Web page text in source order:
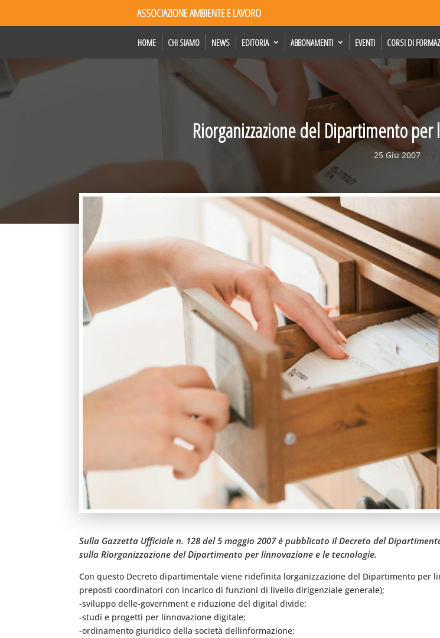
ASSOCIAZIONE AMBIENTE E LAVORO
HOME CHI SIAMO NEWS EDITORIA ABBONAMENTI EVENTI CORSI DI
Riorganizzazione del Dipartimento per
25 Giu 2007
Sulla Gazzetta Ufficiale n. 128 del 5 maggio 2007 è pubblicato il Decreto del
sulla Riorganizzazione del Dipartimento per linnovazione e le tecnologie.
Con questo Decreto dipartimentale viene ridefinita lorganizzazione del Dipartimento per
preposti coordinatori con incarico di funzioni di livello dirigenziale generale);
-sviluppo delle-government e riduzione del digital divide;
-studi e progetti per linnovazione digitale;
-ordinamento giuridico della società dellinformazione;